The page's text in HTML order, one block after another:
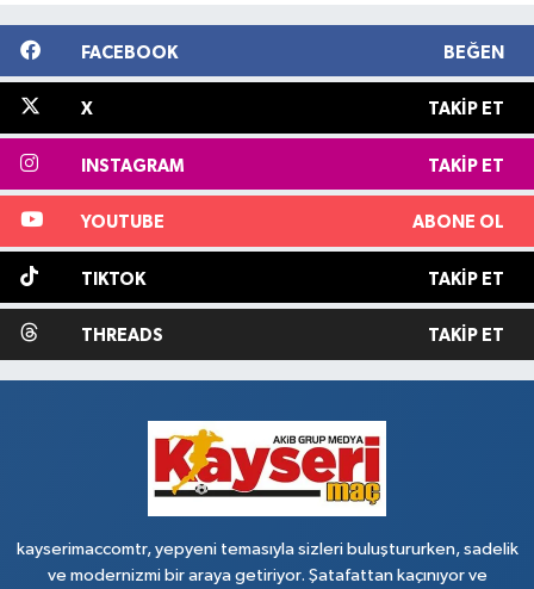
FACEBOOK BEĞEN
X TAKIP ET
INSTAGRAM TAKIP ET
YOUTUBE ABONE OL
TIKTOK TAKIP ET
THREADS TAKIP ET
kayserimaccomtr, yepyeni temasıyla sizleri buluştururken, sadelik
ve modernizmi bir araya getiriyor. Şatafattan kaçınıyor ve